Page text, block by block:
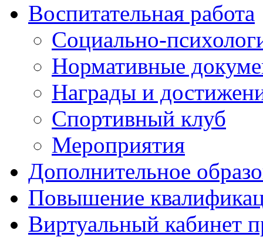
Воспитательная работа
Социально-
Нормативные
Награды и
Спортивный клуб
Мероприятия
Дополнительное
Повышение
Виртуальный кабинет